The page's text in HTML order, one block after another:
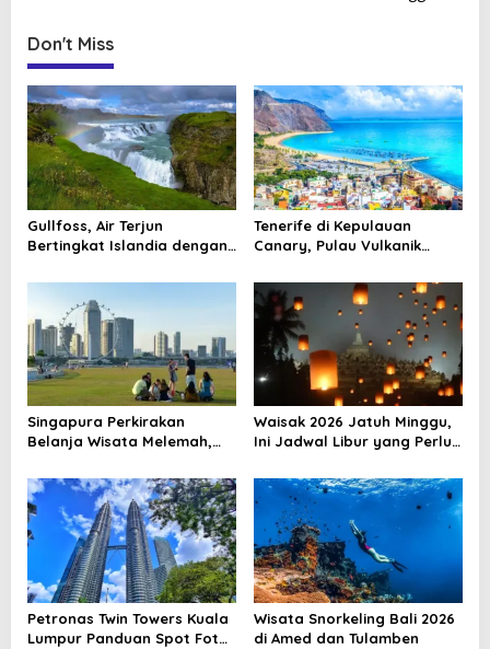
t
n
a
v
i
g
a
t
i
o
n
Don't Miss
Gullfoss, Air Terjun
Bertingkat Islandia dengan
Tenerife di Kepulauan
Canary, Pulau Vulkanik
Singapura Perkirakan
Belanja Wisata Melemah,
Waisak 2026 Jatuh Minggu,
Ini Jadwal Libur yang Perlu
Petronas Twin Towers Kuala
Lumpur Panduan Spot Foto
Wisata Snorkeling Bali 2026
di Amed dan Tulamben